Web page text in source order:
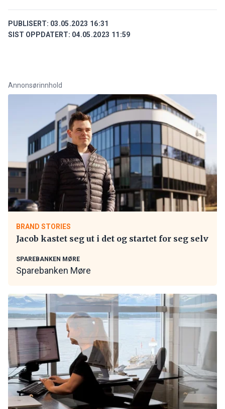
PUBLISERT: 03.05.2023 16:31
SIST OPPDATERT: 04.05.2023 11:59
Annonsørinnhold
BRAND STORIES
Jacob kastet seg ut i det og startet for seg selv
SPAREBANKEN MØRE
Sparebanken Møre